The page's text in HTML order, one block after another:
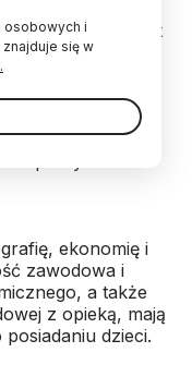
z Wydziału Nauk
FNP w
i społecznych.
ekonomię i
zawodowa i
a także
z opieką, mają
dzieci.
osobowych i
się w